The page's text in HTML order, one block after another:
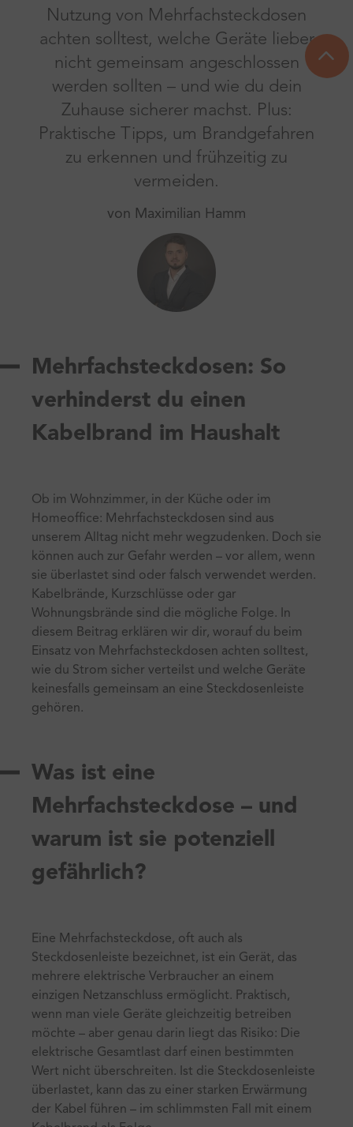
Nutzung von Mehrfachsteckdosen
achten solltest, welche Geräte lieber
nicht gemeinsam angeschlossen
werden sollten – und wie du dein
Zuhause sicherer machst. Plus:
Praktische Tipps, um Brandgefahren
zu erkennen und frühzeitig zu
vermeiden.
von Maximilian Hamm
Mehrfachsteckdosen: So
verhinderst du einen
Kabelbrand im Haushalt
Ob im Wohnzimmer, in der Küche oder im
Homeoffice: Mehrfachsteckdosen sind aus
unserem Alltag nicht mehr wegzudenken. Doch sie
können auch zur Gefahr werden – vor allem, wenn
sie überlastet sind oder falsch verwendet werden.
Kabelbrände, Kurzschlüsse oder gar
Wohnungsbrände sind die mögliche Folge. In
diesem Beitrag erklären wir dir, worauf du beim
Einsatz von Mehrfachsteckdosen achten solltest,
wie du Strom sicher verteilst und welche Geräte
keinesfalls gemeinsam an eine Steckdosenleiste
gehören.
Was ist eine
Mehrfachsteckdose – und
warum ist sie potenziell
gefährlich?
Eine Mehrfachsteckdose, oft auch als
Steckdosenleiste bezeichnet, ist ein Gerät, das
mehrere elektrische Verbraucher an einem
einzigen Netzanschluss ermöglicht. Praktisch,
wenn man viele Geräte gleichzeitig betreiben
möchte – aber genau darin liegt das Risiko: Die
elektrische Gesamtlast darf einen bestimmten
Wert nicht überschreiten. Ist die Steckdosenleiste
überlastet, kann das zu einer starken Erwärmung
der Kabel führen – im schlimmsten Fall mit einem